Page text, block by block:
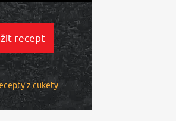
recept
z cukety